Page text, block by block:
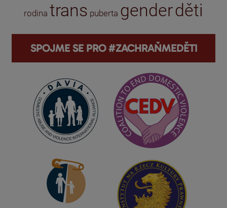
rodina trans puberta genderděti
SPOJME SE PRO #ZACHRAŇMEDĚTI